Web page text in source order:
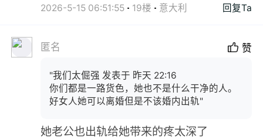
2026-5-15 06:51:55 19楼 意大利 回复Ta
匿名 赞
"我们太倔强 发表于 昨天 22:16
你们都是一路货色，她也不是什么干净的人。
好女人她可以离婚但是不该婚内出轨"
她老公也出轨给她带来的疼太深了